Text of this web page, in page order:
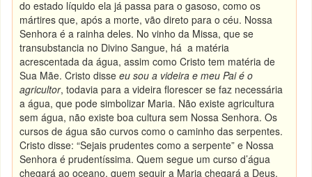
do estado líquido ela já passa para o gasoso, como os
mártires que, após a morte, vão direto para o céu. Nossa
Senhora é a rainha deles. No vinho da Missa, que se
transubstancia no Divino Sangue, há a matéria
acrescentada da água, assim como Cristo tem matéria de
Sua Mãe. Cristo disseeu sou a videira e meu Pai é o
agricultor, todavia para a videira florescer se faz necessária
a água, que pode simbolizar Maria. Não existe agricultura
sem água, não existe boa cultura sem Nossa Senhora. Os
cursos de água são curvos como o caminho das serpentes.
Cristo disse: “Sejais prudentes como a serpente” e Nossa
Senhora é prudentíssima. Quem segue um curso d’água
chegará ao oceano, quem seguir a Maria chegará a Deus.